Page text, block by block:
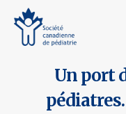
Un port